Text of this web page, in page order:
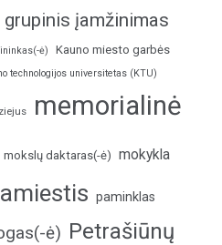
grupinis įamžinimas
ė)
Kauno miesto garbės
technologijos universitetas (KTU)
memorialinė
mokslų daktaras(-ė) mokykla
paminklas
ė) Petrašiūnų